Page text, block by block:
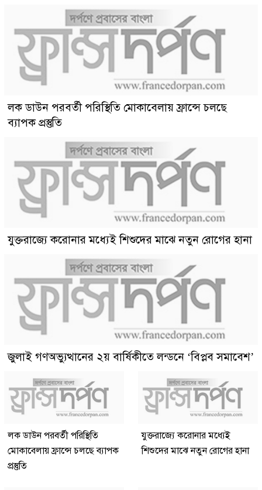
লক ডাউন পরবর্তী পরিস্থিতি মোকাবেলায় ফ্রান্সে চলছে
ব্যাপক প্রস্তুতি
যুক্তরাজ্যে করোনার মধ্যেই শিশুদের মাঝে নতুন রোগের হানা
জুলাই গণঅভ্যুত্থানের ২য় বার্ষিকীতে লন্ডনে ‘বিপ্লব সমাবেশ’
লক ডাউন পরবর্তী পরিস্থিতি
মোকাবেলায় ফ্রান্সে চলছে ব্যাপক
প্রস্তুতি
যুক্তরাজ্যে করোনার মধ্যেই
শিশুদের মাঝে নতুন রোগের হানা